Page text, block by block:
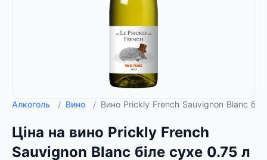
Алкоголь / Вино / Вино Prickly French Sauvignon Blanc
Ціна на вино Prickly French
Sauvignon Blanc біле сухе 0.75 л